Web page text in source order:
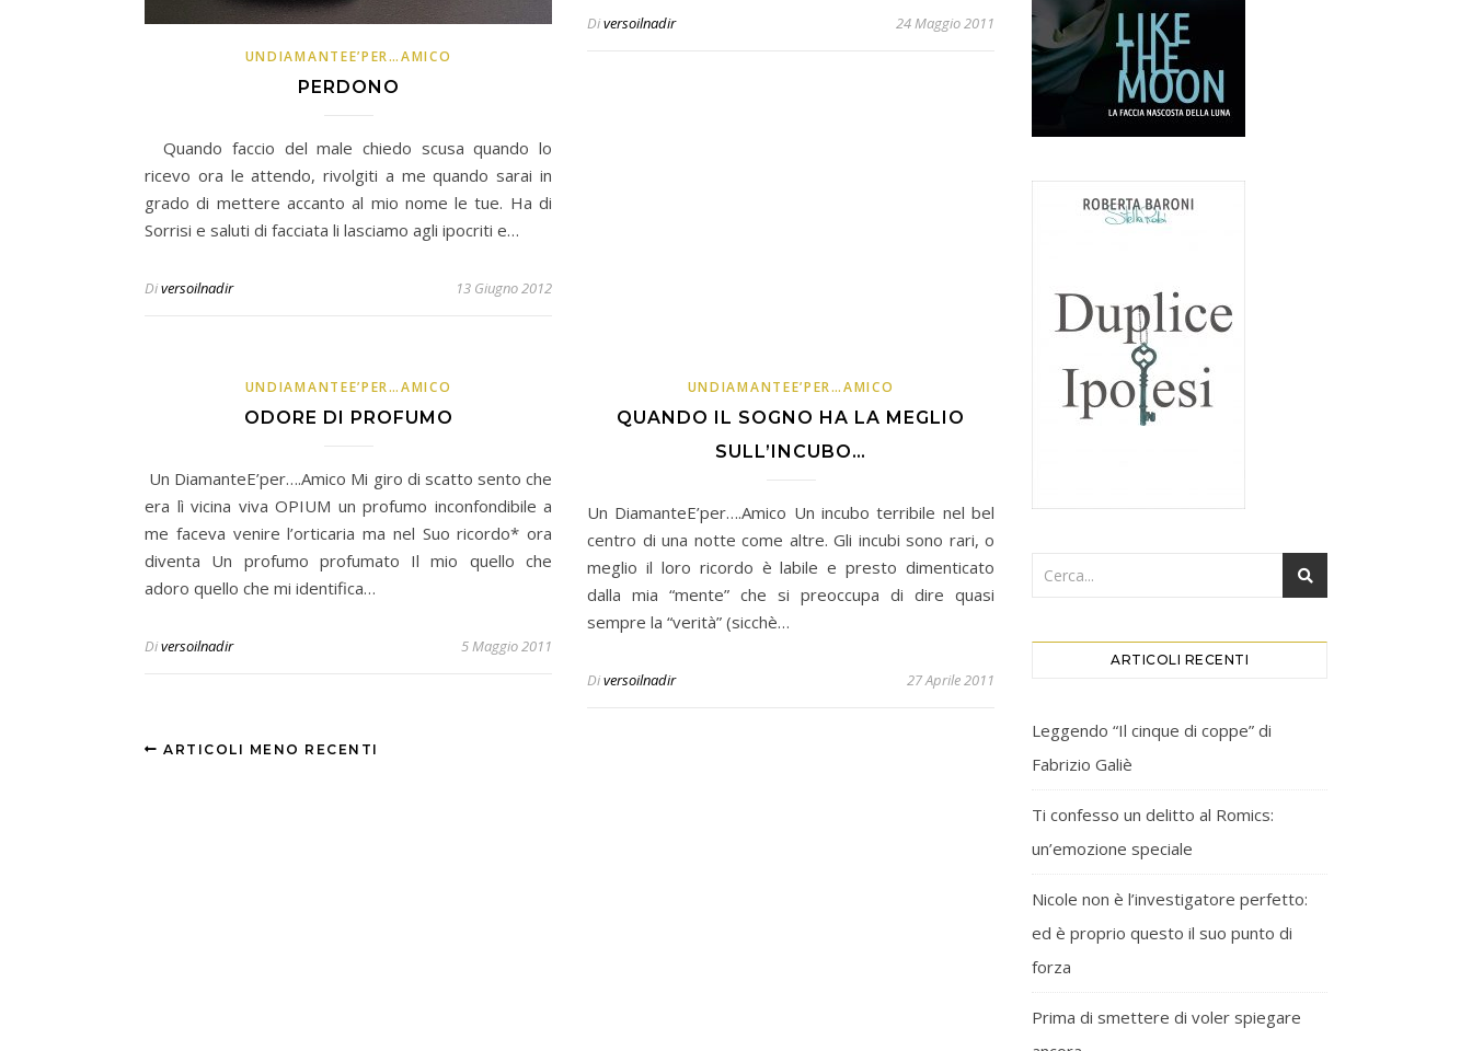
UNDIAMANTEE’PER…AMICO
PERDONO
Quando faccio del male chiedo scusa quando lo
ricevo ora le attendo, rivolgiti a me quando sarai in
grado di mettere accanto al mio nome le tue. Ha di
Sorrisi e saluti di facciata li lasciamo agli ipocriti e…
Diversoilnadir 13 Giugno 2012
Diversoilnadir 24 Maggio 2011
UNDIAMANTEE’PER…AMICO
ODORE DI PROFUMO
Un DiamanteE’per….Amico Mi giro di scatto sento che
era lì vicina viva OPIUM un profumo inconfondibile a
me faceva venire l’orticaria ma nel Suo ricordo* ora
diventa Un profumo profumato Il mio quello che
adoro quello che mi identifica…
Diversoilnadir 5 Maggio 2011
UNDIAMANTEE’PER…AMICO
QUANDO IL SOGNO HA LA MEGLIO
SULL’INCUBO…
Un DiamanteE’per….Amico Un incubo terribile nel bel
centro di una notte come altre. Gli incubi sono rari, o
meglio il loro ricordo è labile e presto dimenticato
dalla mia “mente” che si preoccupa di dire quasi
sempre la “verità” (sicchè…
Diversoilnadir 27 Aprile 2011
ARTICOLI MENO RECENTI
ARTICOLI RECENTI
Leggendo “Il cinque di coppe” di
Fabrizio Galiè
Ti confesso un delitto al Romics:
un’emozione speciale
Nicole non è l’investigatore perfetto:
ed è proprio questo il suo punto di
forza
Prima di smettere di voler spiegare